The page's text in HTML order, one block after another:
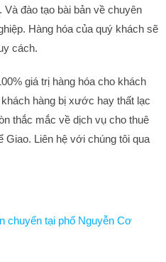
đào tạo bài bản về chuyên
Hàng hóa của quý khách sẽ
cách.
giá trị hàng hóa cho khách
hàng bị xước hay thất lạc
thắc mắc về dịch vụ cho thuê
Giao. Liên hệ với chúng tôi qua
chuyển tại phố Nguyễn Cơ